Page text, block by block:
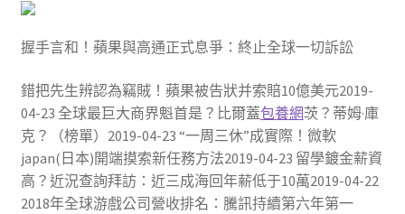
握手言和！蘋果與高通正式息爭：終止全球一切訴訟
錯把先生辨認為竊賊！蘋果被告狀并索賠10億美元2019-
04-23 全球最巨大商界魁首是？比爾蓋包養網茨？蒂姆·庫
克？（榜單）2019-04-23 “一周三休”成實際！微軟
japan(日本)開端摸索新任務方法2019-04-23 留學鍍金薪資
高？近況查詢拜訪：近三成海回年薪低于10萬2019-04-22
2018年全球游戲公司營收排名：騰訊持續第六年第一